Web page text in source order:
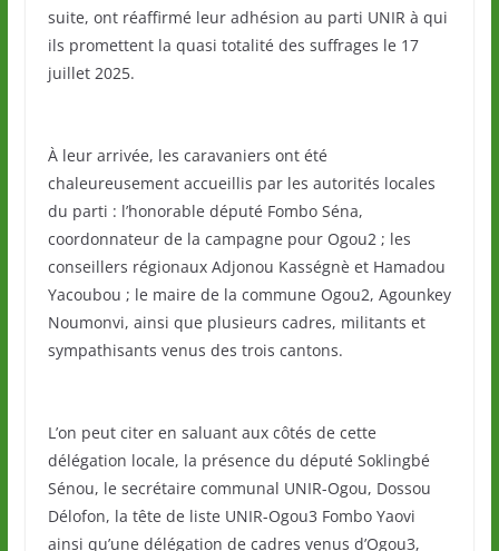
suite, ont réaffirmé leur adhésion au parti UNIR à qui
ils promettent la quasi totalité des suffrages le 17
juillet 2025.
À leur arrivée, les caravaniers ont été
chaleureusement accueillis par les autorités locales
du parti : l’honorable député Fombo Séna,
coordonnateur de la campagne pour Ogou2 ; les
conseillers régionaux Adjonou Kasségnè et Hamadou
Yacoubou ; le maire de la commune Ogou2, Agounkey
Noumonvi, ainsi que plusieurs cadres, militants et
sympathisants venus des trois cantons.
L’on peut citer en saluant aux côtés de cette
délégation locale, la présence du député Soklingbé
Sénou, le secrétaire communal UNIR-Ogou, Dossou
Délofon, la tête de liste UNIR-Ogou3 Fombo Yaovi
ainsi qu’une délégation de cadres venus d’Ogou3,